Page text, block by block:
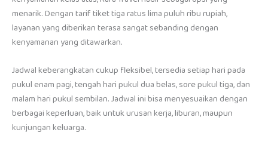
menarik. Dengan tarif tiket tiga ratus lima puluh ribu rupiah,
layanan yang diberikan terasa sangat sebanding dengan
kenyamanan yang ditawarkan.
Jadwal keberangkatan cukup fleksibel, tersedia setiap hari pada
pukul enam pagi, tengah hari pukul dua belas, sore pukul tiga, dan
malam hari pukul sembilan. Jadwal ini bisa menyesuaikan dengan
berbagai keperluan, baik untuk urusan kerja, liburan, maupun
kunjungan keluarga.